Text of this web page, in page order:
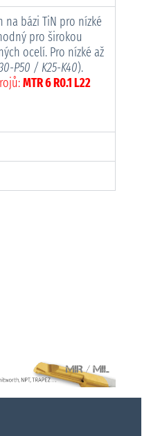
na bázi TiN pro nízké
pro širokou
ocelí. Pro nízké až
P50 / K25-K40).
MTR 6 R0.1 L22